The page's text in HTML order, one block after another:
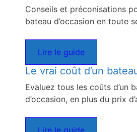
Conseils et préconisations
bateau d’occasion en toute
Lire le guide
Le vrai coût d’un
Evaluez tous les coûts d’un
d’occasion, en plus du prix